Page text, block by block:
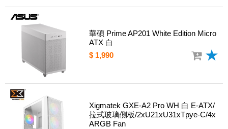
華碩 Prime AP201 White Edition Micro
ATX 白
$ 1,990
Xigmatek GXE-A2 Pro WH 白 E-ATX/
拉式玻璃側板/2xU21xU31xTpye-C/4x
ARGB Fan